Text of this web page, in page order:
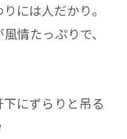
には人だかり。
情たっぷりで、
にずらりと吊る